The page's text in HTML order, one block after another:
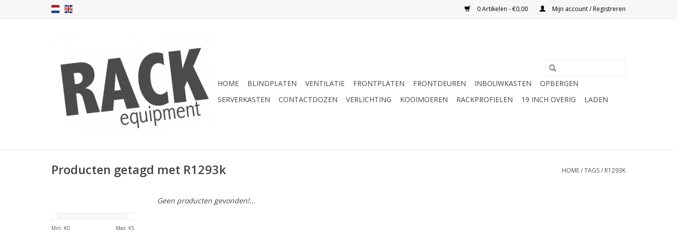
0 Artikelen - €0,00 Mijn account / Registreren
HOME BLINDPLATEN VENTILATIE FRONTPLATEN FRONTDEUREN INBOUWKASTEN
OPBERGEN
SERVERKASTEN
CONTACTDOZEN VERLICHTING KOOIMOEREN RACKPROFIELEN 19 INCH OVERIG LADEN
Producten getagd met R1293k HOME/TAGS/ R1293K
Min: €0 Max: €5
Geen producten gevonden!...